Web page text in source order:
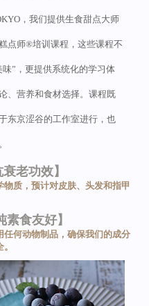
，我们提供生食甜点大师
点师®培训课程，这些课程不
味”，更提供系统化的学习体
、营养和食材选择。课程既
东京涩谷的工作室进行，也
衰老功效】
物质，预计对皮肤、头发和指甲
素食友好】
任何动物制品，确保我们的成分